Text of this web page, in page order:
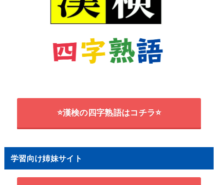
⭐漢検の四字熟語はコチラ⭐
学習向け姉妹サイト